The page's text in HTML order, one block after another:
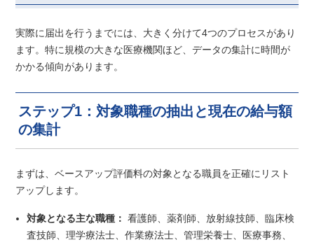
実際に届出を行うまでには、大きく分けて4つのプロセスがあり
ます。特に規模の大きな医療機関ほど、データの集計に時間が
かかる傾向があります。
ステップ1：対象職種の抽出と現在の給与額
の集計
まずは、ベースアップ評価料の対象となる職員を正確にリスト
アップします。
対象となる主な職種：
看護師、薬剤師、放射線技師、臨床検
査技師、理学療法士、作業療法士、管理栄養士、医療事務、